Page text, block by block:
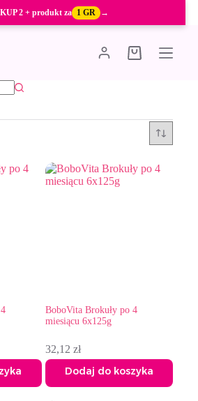
2 + produkt za 1 GR →
Koszyk
BoboVita Brokuły po 4
miesiącu 6x125g
32,12 zł
Dodaj do koszyka